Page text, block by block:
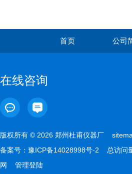
首页 公司
在线咨询
版权所有 © 2026 郑州杜甫仪器厂
备案号： 豫ICP备14028998号-2 总访问
网
管理登陆